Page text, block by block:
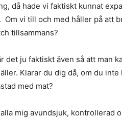
då hade vi faktiskt kunnat
vi till och med håller på att
tillsammans?
det ju faktiskt även så att man
Klarar du dig då, om du
med mat?
mig avundsjuk, kontrollerad